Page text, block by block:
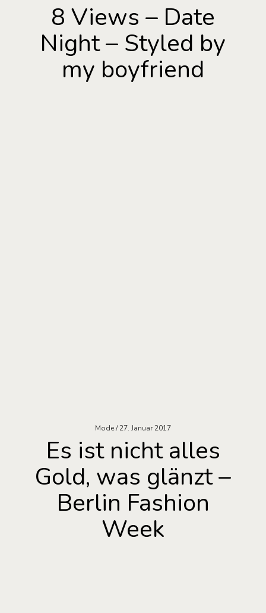
8 Views – Date
Night – Styled by
my boyfriend
Mode 27. Januar 2017
Es ist nicht alles
Gold, was glänzt –
Berlin Fashion
Week